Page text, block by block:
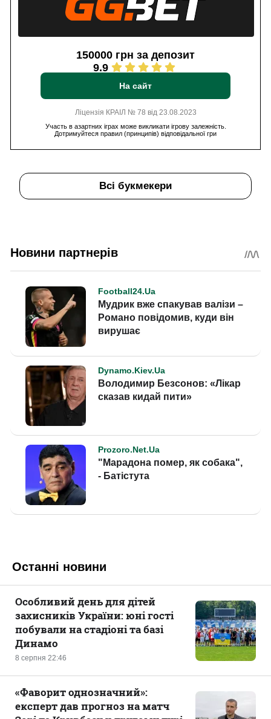
150000 грн за депозит
9.9
На сайт
Ліцензія КРАІЛ № 78 від 23.08.2023
Участь в азартних іграх може викликати ігрову залежність.
Дотримуйтеся правил (принципів) відповідальної гри
Всі букмекери
Останні новини
8 серпня 22:46
Особливий день для дітей
захисників України: юні гості
побували на стадіоні та базі
Динамо
«Фаворит однозначний»:
експерт дав прогноз на матч